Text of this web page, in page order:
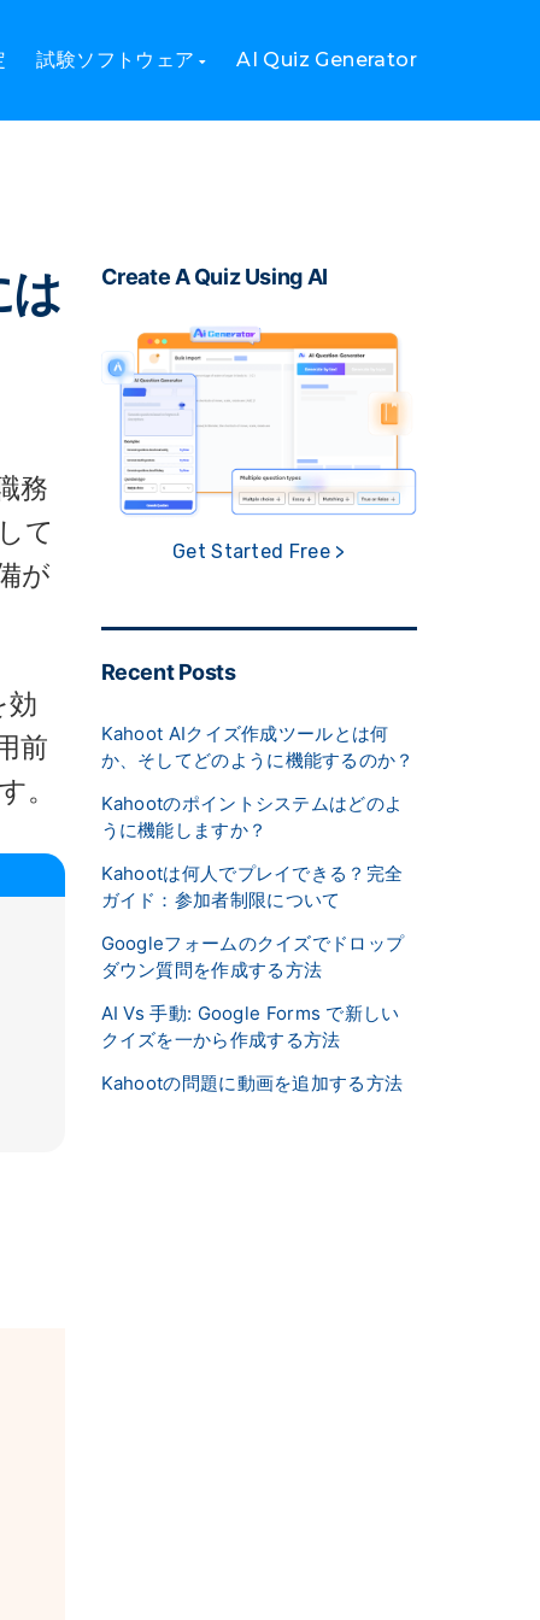
試験ソフトウェア AI Quiz Generator
は
務
て
が
効
前
。
Create A Quiz Using AI
Get Started Free >
Recent Posts
Kahoot AIクイズ作成ツールとは何
か、そしてどのように機能するのか？
Kahootのポイントシステムはどのよ
うに機能しますか？
Kahootは何人でプレイできる？完全
ガイド：参加者制限について
Googleフォームのクイズでドロップ
ダウン質問を作成する方法
AI Vs 手動: Google Forms で新しい
クイズを一から作成する方法
Kahootの問題に動画を追加する方法